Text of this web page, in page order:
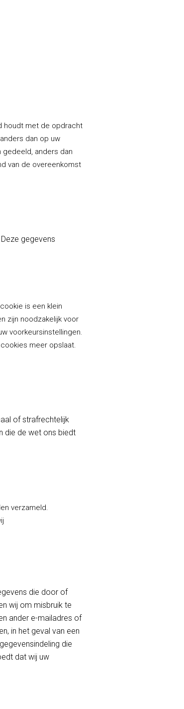
houdt met de opdracht
dan op uw
anders dan
van de overeenkomst
gegevens
is een klein
zijn noodzakelijk voor
voorkeursinstellingen.
meer opslaat.
of strafrechtelijk
die de wet ons biedt
verzameld.
die door of
wij om misbruik te
ander e-mailadres of
in het geval van een
die
dat wij uw